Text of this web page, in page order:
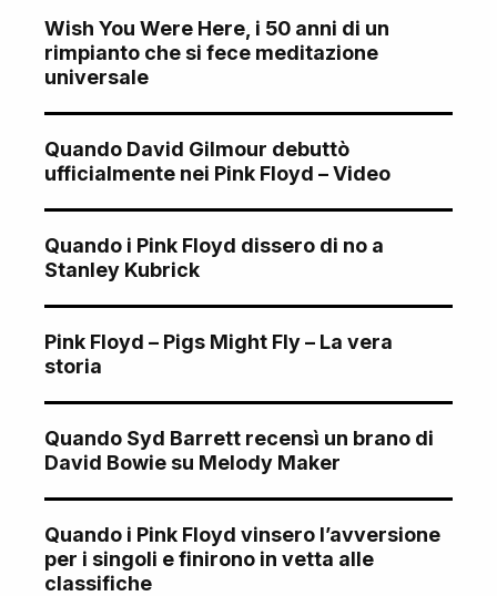
Wish You Were Here, i 50 anni di un
rimpianto che si fece meditazione
universale
Quando David Gilmour debuttò
ufficialmente nei Pink Floyd – Video
Quando i Pink Floyd dissero di no a
Stanley Kubrick
Pink Floyd – Pigs Might Fly – La vera
storia
Quando Syd Barrett recensì un brano di
David Bowie su Melody Maker
Quando i Pink Floyd vinsero l’avversione
per i singoli e finirono in vetta alle
classifiche